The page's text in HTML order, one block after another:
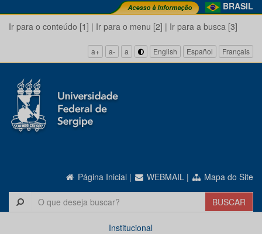
BRASIL
Ir para o conteúdo [1] | Ir para o menu [2] | Ir para a busca [3]
a+ a- a English Español Français
Página Inicial | WEBMAIL | Mapa do Site
Institucional